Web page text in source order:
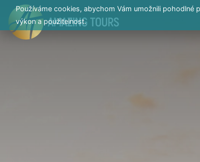
Používáme cookies, abychom Vám umožnili pohodlné
výkon a použitelnost.